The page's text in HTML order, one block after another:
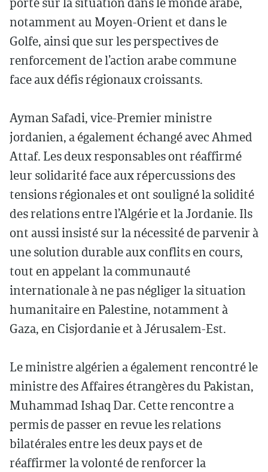
notamment au Moyen-Orient et dans le
Golfe, ainsi que sur les perspectives de
renforcement de l’action arabe commune
face aux défis régionaux croissants.
Ayman Safadi, vice-Premier ministre
jordanien, a également échangé avec Ahmed
Attaf. Les deux responsables ont réaffirmé
leur solidarité face aux répercussions des
tensions régionales et ont souligné la solidité
des relations entre l’Algérie et la Jordanie. Ils
ont aussi insisté sur la nécessité de parvenir à
une solution durable aux conflits en cours,
tout en appelant la communauté
internationale à ne pas négliger la situation
humanitaire en Palestine, notamment à
Gaza, en Cisjordanie et à Jérusalem-Est.
Le ministre algérien a également rencontré le
ministre des Affaires étrangères du Pakistan,
Muhammad Ishaq Dar. Cette rencontre a
permis de passer en revue les relations
bilatérales entre les deux pays et de
réaffirmer la volonté de renforcer la